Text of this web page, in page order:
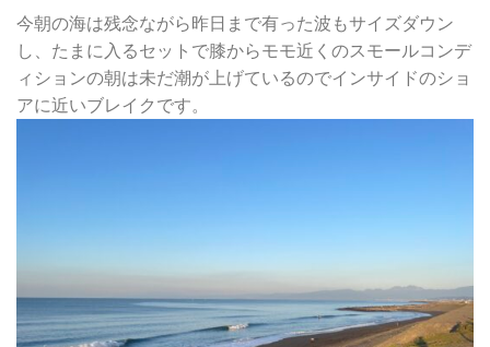
今朝の海は残念ながら昨日まで有った波もサイズダウン
し、たまに入るセットで膝からモモ近くのスモールコンデ
ィションの朝は未だ潮が上げているのでインサイドのショ
アに近いブレイクです。